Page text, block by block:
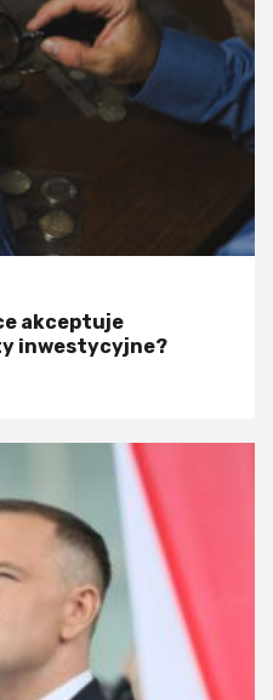
akceptuje
inwestycyjne?